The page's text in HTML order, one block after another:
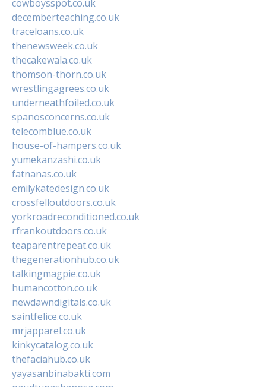
cowboysspot.co.uk
decemberteaching.co.uk
traceloans.co.uk
thenewsweek.co.uk
thecakewala.co.uk
thomson-thorn.co.uk
wrestlingagrees.co.uk
underneathfoiled.co.uk
spanosconcerns.co.uk
telecomblue.co.uk
house-of-hampers.co.uk
yumekanzashi.co.uk
fatnanas.co.uk
emilykatedesign.co.uk
crossfelloutdoors.co.uk
yorkroadreconditioned.co.uk
rfrankoutdoors.co.uk
teaparentrepeat.co.uk
thegenerationhub.co.uk
talkingmagpie.co.uk
humancotton.co.uk
newdawndigitals.co.uk
saintfelice.co.uk
mrjapparel.co.uk
kinkycatalog.co.uk
thefaciahub.co.uk
yayasanbinabakti.com